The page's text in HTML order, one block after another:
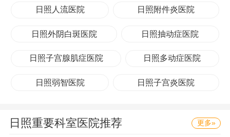
日照人流医院 日照附件炎医院
日照外阴白斑医院 日照抽动症医院
日照子宫腺肌症医院 日照多动症医院
日照弱智医院 日照子宫炎医院
日照重要科室医院推荐 更多»